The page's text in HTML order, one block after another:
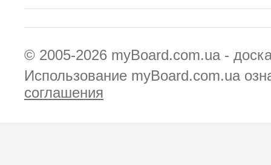
© 2005-2026 myBoard.com.ua -
Использование myBoard.com.ua
соглашения